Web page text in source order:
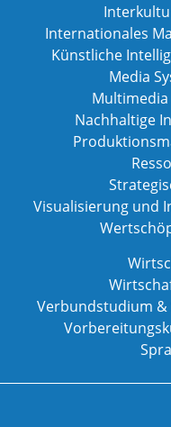
Internationales
Künstliche
Media
Nachhaltige
Visualisierung und
Verbundstudium